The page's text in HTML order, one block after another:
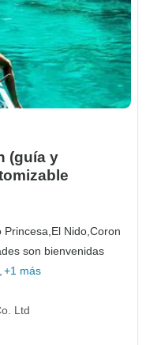
(guía y
Princesa,El Nido,Coron
son bienvenidas
+1 más
Ltd